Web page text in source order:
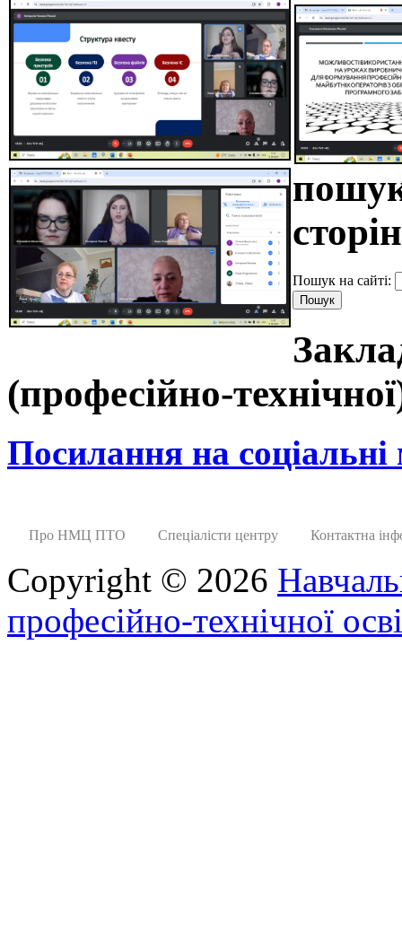
Пошук на сайті:
(професійно-
Посилання на соціальні
Про НМЦ ПТО Спеціалісти центру Контактна
Copyright © 2026
професійно-технічної